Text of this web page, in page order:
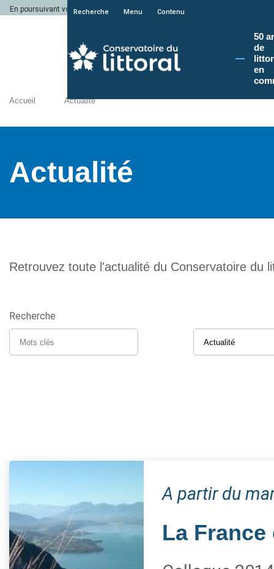
En poursuivant votre navigation sur le site du Conservatoire du littoral, vous
Recherche Menu Contenu
50
de
en
Accueil Actualité
Actualité
Retrouvez toute l'actualité du Conservatoire du
Recherche
A partir du
La